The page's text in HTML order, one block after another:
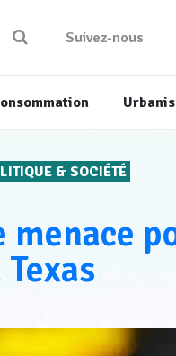
Suivez-nous
& SOCIÉTÉ
menace